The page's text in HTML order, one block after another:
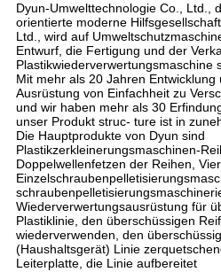
Dyun-Umwelttechnologie Co., Ltd.,
orientierte moderne
Ltd., wird auf
Entwurf, die Fertigung und der
Plastikwiederverwertungsmaschine
Mit mehr als 20 Jahren
Ausrüstung von Einfachheit zu
und wir haben mehr als 30
unser Produkt struc- ture ist in
Die Hauptprodukte von Dyun sind
Plastikzerkleinerungsmaschinen-
Doppelwellenfetzen der Reihen,
Wiederverwertungsausrüstung für
Plastiklinie, den überschüssigen
wiederverwenden, den
(Haushaltsgerät) Linie
Leiterplatte, die Linie aufbereitet